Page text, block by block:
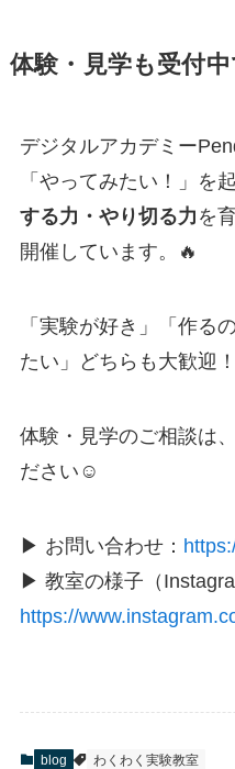
体験・見学も受付中
デジタルアカデミー
「やってみたい！」を
する力・やり切る力 を
開催しています。🔥
「実験が好き」「作る
たい」どちらも大歓迎！
体験・見学のご相談は
ださい☺️
▶ お問い合わせ：
▶ 教室の様子（
https://
blog わくわく実験教室